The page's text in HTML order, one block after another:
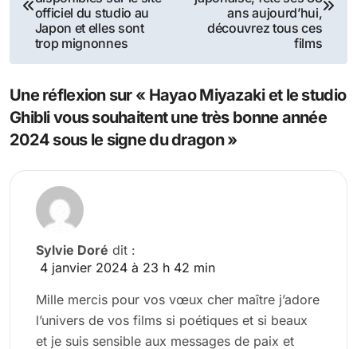
l’article
officiel du studio au
Japon et elles sont
trop mignonnes
ans aujourd’hui,
découvrez tous ces
films
Une réflexion sur « Hayao Miyazaki et le studio
Ghibli vous souhaitent une très bonne année
2024 sous le signe du dragon »
Sylvie Doré dit :
4 janvier 2024 à 23 h 42 min
Mille mercis pour vos vœux cher maître j’adore
l’univers de vos films si poétiques et si beaux
et je suis sensible aux messages de paix et